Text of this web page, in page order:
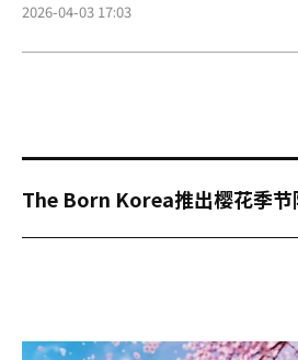
2026-04-03 17:03
The Born Korea推出樱花季节